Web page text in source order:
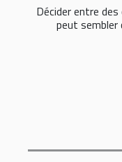
Décider entre
peut sembler